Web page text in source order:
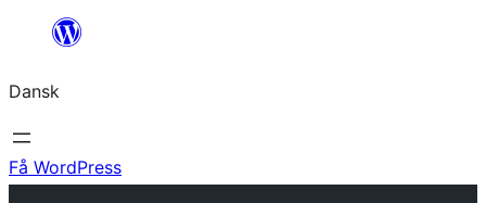
Spring
indhold
Dansk
Få WordPress